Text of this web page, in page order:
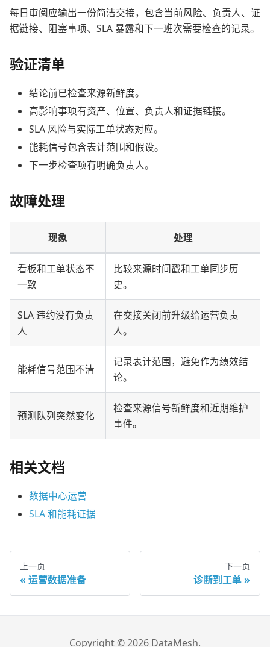
每日审阅应输出一份简洁交接，包含当前风险、负责人、证
据链接、阻塞事项、SLA 暴露和下一班次需要检查的记录。
验证清单
结论前已检查来源新鲜度。
高影响事项有资产、位置、负责人和证据链接。
SLA 风险与实际工单状态对应。
能耗信号包含表计范围和假设。
下一步检查项有明确负责人。
故障处理
现象 处理
看板和工单状态不
一致
比较来源时间戳和工单同步历
史。
SLA 违约没有负责
人
在交接关闭前升级给运营负责
人。
能耗信号范围不清
记录表计范围，避免作为绩效结
论。
预测队列突然变化
检查来源信号新鲜度和近期维护
事件。
相关文档
数据中心运营
SLA 和能耗证据
上一页
运营数据准备
下一页
诊断到工单
Copyright © 2026 DataMesh.